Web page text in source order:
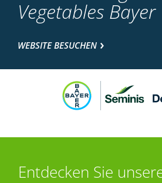
Vegetables Bayer
WEBSITE BESUCHEN
Entdecken Sie